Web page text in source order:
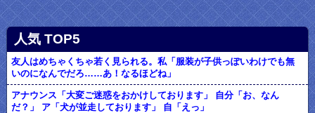
人気 TOP5
友人はめちゃくちゃ若く見られる。私「服装が子供っぽいわけでも無
いのになんでだろ……あ！なるほどね」
アナウンス「大変ご迷惑をおかけしております」 自分「お、なん
だ？」 ア「犬が並走しております」 自「えっ」